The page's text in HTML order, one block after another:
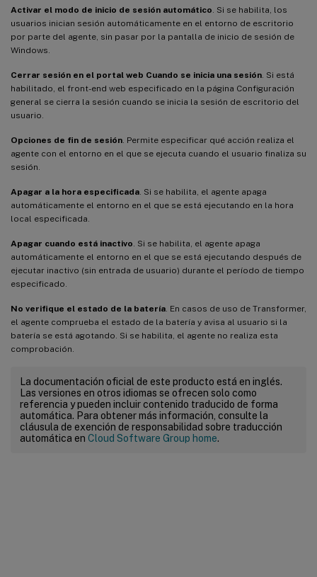
Activar el modo de inicio de sesión automático . Si se habilita, los
usuarios inician sesión automáticamente en el entorno de escritorio
por parte del agente, sin pasar por la pantalla de inicio de sesión de
Windows.
Cerrar sesión en el portal web Cuando se inicia una sesión . Si está
habilitado, el front-end web especificado en la página Configuración
general se cierra la sesión cuando se inicia la sesión de escritorio del
usuario.
Opciones de fin de sesión . Permite especificar qué acción realiza el
agente con el entorno en el que se ejecuta cuando el usuario finaliza su
sesión.
Apagar a la hora especificada . Si se habilita, el agente apaga
automáticamente el entorno en el que se está ejecutando en la hora
local especificada.
Apagar cuando está inactivo . Si se habilita, el agente apaga
automáticamente el entorno en el que se está ejecutando después de
ejecutar inactivo (sin entrada de usuario) durante el período de tiempo
especificado.
No verifique el estado de la batería . En casos de uso de Transformer,
el agente comprueba el estado de la batería y avisa al usuario si la
batería se está agotando. Si se habilita, el agente no realiza esta
comprobación.
La documentación oficial de este producto está en inglés.
Las versiones en otros idiomas se ofrecen solo como
referencia y pueden incluir contenido traducido de forma
automática. Para obtener más información, consulte la
cláusula de exención de responsabilidad sobre traducción
automática en Cloud Software Group home.